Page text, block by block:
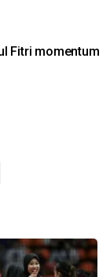
Fitri momentum